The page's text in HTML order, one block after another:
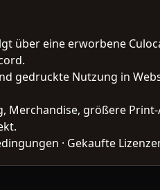
über eine erworbene
gedruckte Nutzung in
Merchandise, größere
· Gekaufte